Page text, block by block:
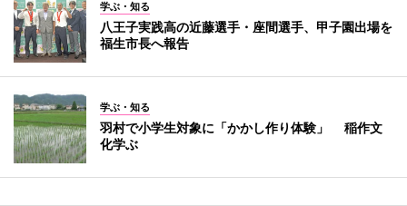
学ぶ・知る
八王子実践高の近藤選手・座間選手、甲子園出場を
福生市長へ報告
学ぶ・知る
羽村で小学生対象に「かかし作り体験」 稲作文
化学ぶ